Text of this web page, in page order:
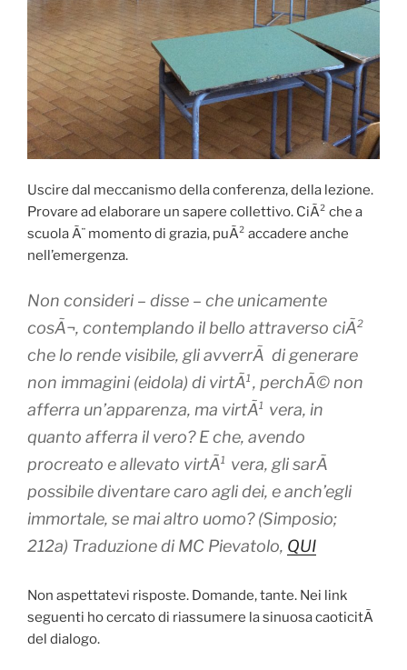
Uscire dal meccanismo della conferenza, della lezione.
Provare ad elaborare un sapere collettivo. CiÃ² che a
scuola Ã¨ momento di grazia, puÃ² accadere anche
nell’emergenza.
Non consideri – disse – che unicamente
cosÃ¬, contemplando il bello attraverso ciÃ²
che lo rende visibile, gli avverrÃ di generare
non immagini (eidola) di virtÃ¹, perchÃ© non
afferra un’apparenza, ma virtÃ¹ vera, in
quanto afferra il vero? E che, avendo
procreato e allevato virtÃ¹ vera, gli sarÃ
possibile diventare caro agli dei, e anch’egli
immortale, se mai altro uomo? (Simposio;
212a) Traduzione di MC Pievatolo, QUI
Non aspettatevi risposte. Domande, tante. Nei link
seguenti ho cercato di riassumere la sinuosa caoticitÃ
del dialogo.